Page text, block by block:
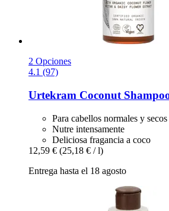
2 Opciones
4.1 (97)
Urtekram Coconut
Para cabellos normales y secos
Nutre intensamente
Deliciosa fragancia a coco
12,59 € (25,18 € / l)
Entrega hasta el 18 agosto